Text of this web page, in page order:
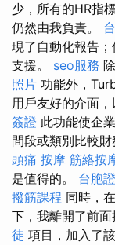
少，所有的HR指
仍然由我負責。
現了自動化報告
支援。 seo服務
照片 功能外，
用戶友好的介面
簽證 此功能使企
間段或類別比較
頭痛 按摩 筋絡按
是值得的。 台胞
撥筋課程 同時，
下，我離開了前面
徒 項目，加入了